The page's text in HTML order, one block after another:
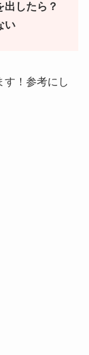
出したら？
い
す！参考にし